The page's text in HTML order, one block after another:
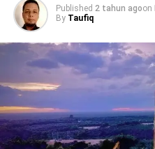
Published 2 tahun agoon
By Taufiq